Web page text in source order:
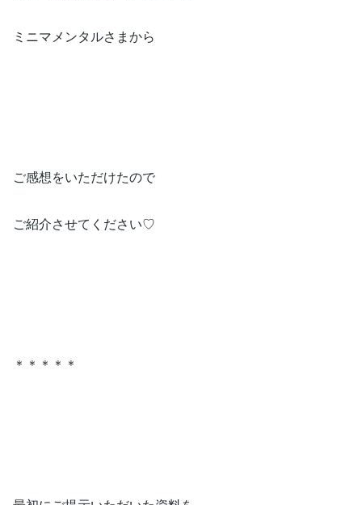
ミニマメンタルさまから
ご感想をいただけたので
ご紹介させてください♡
＊＊＊＊＊